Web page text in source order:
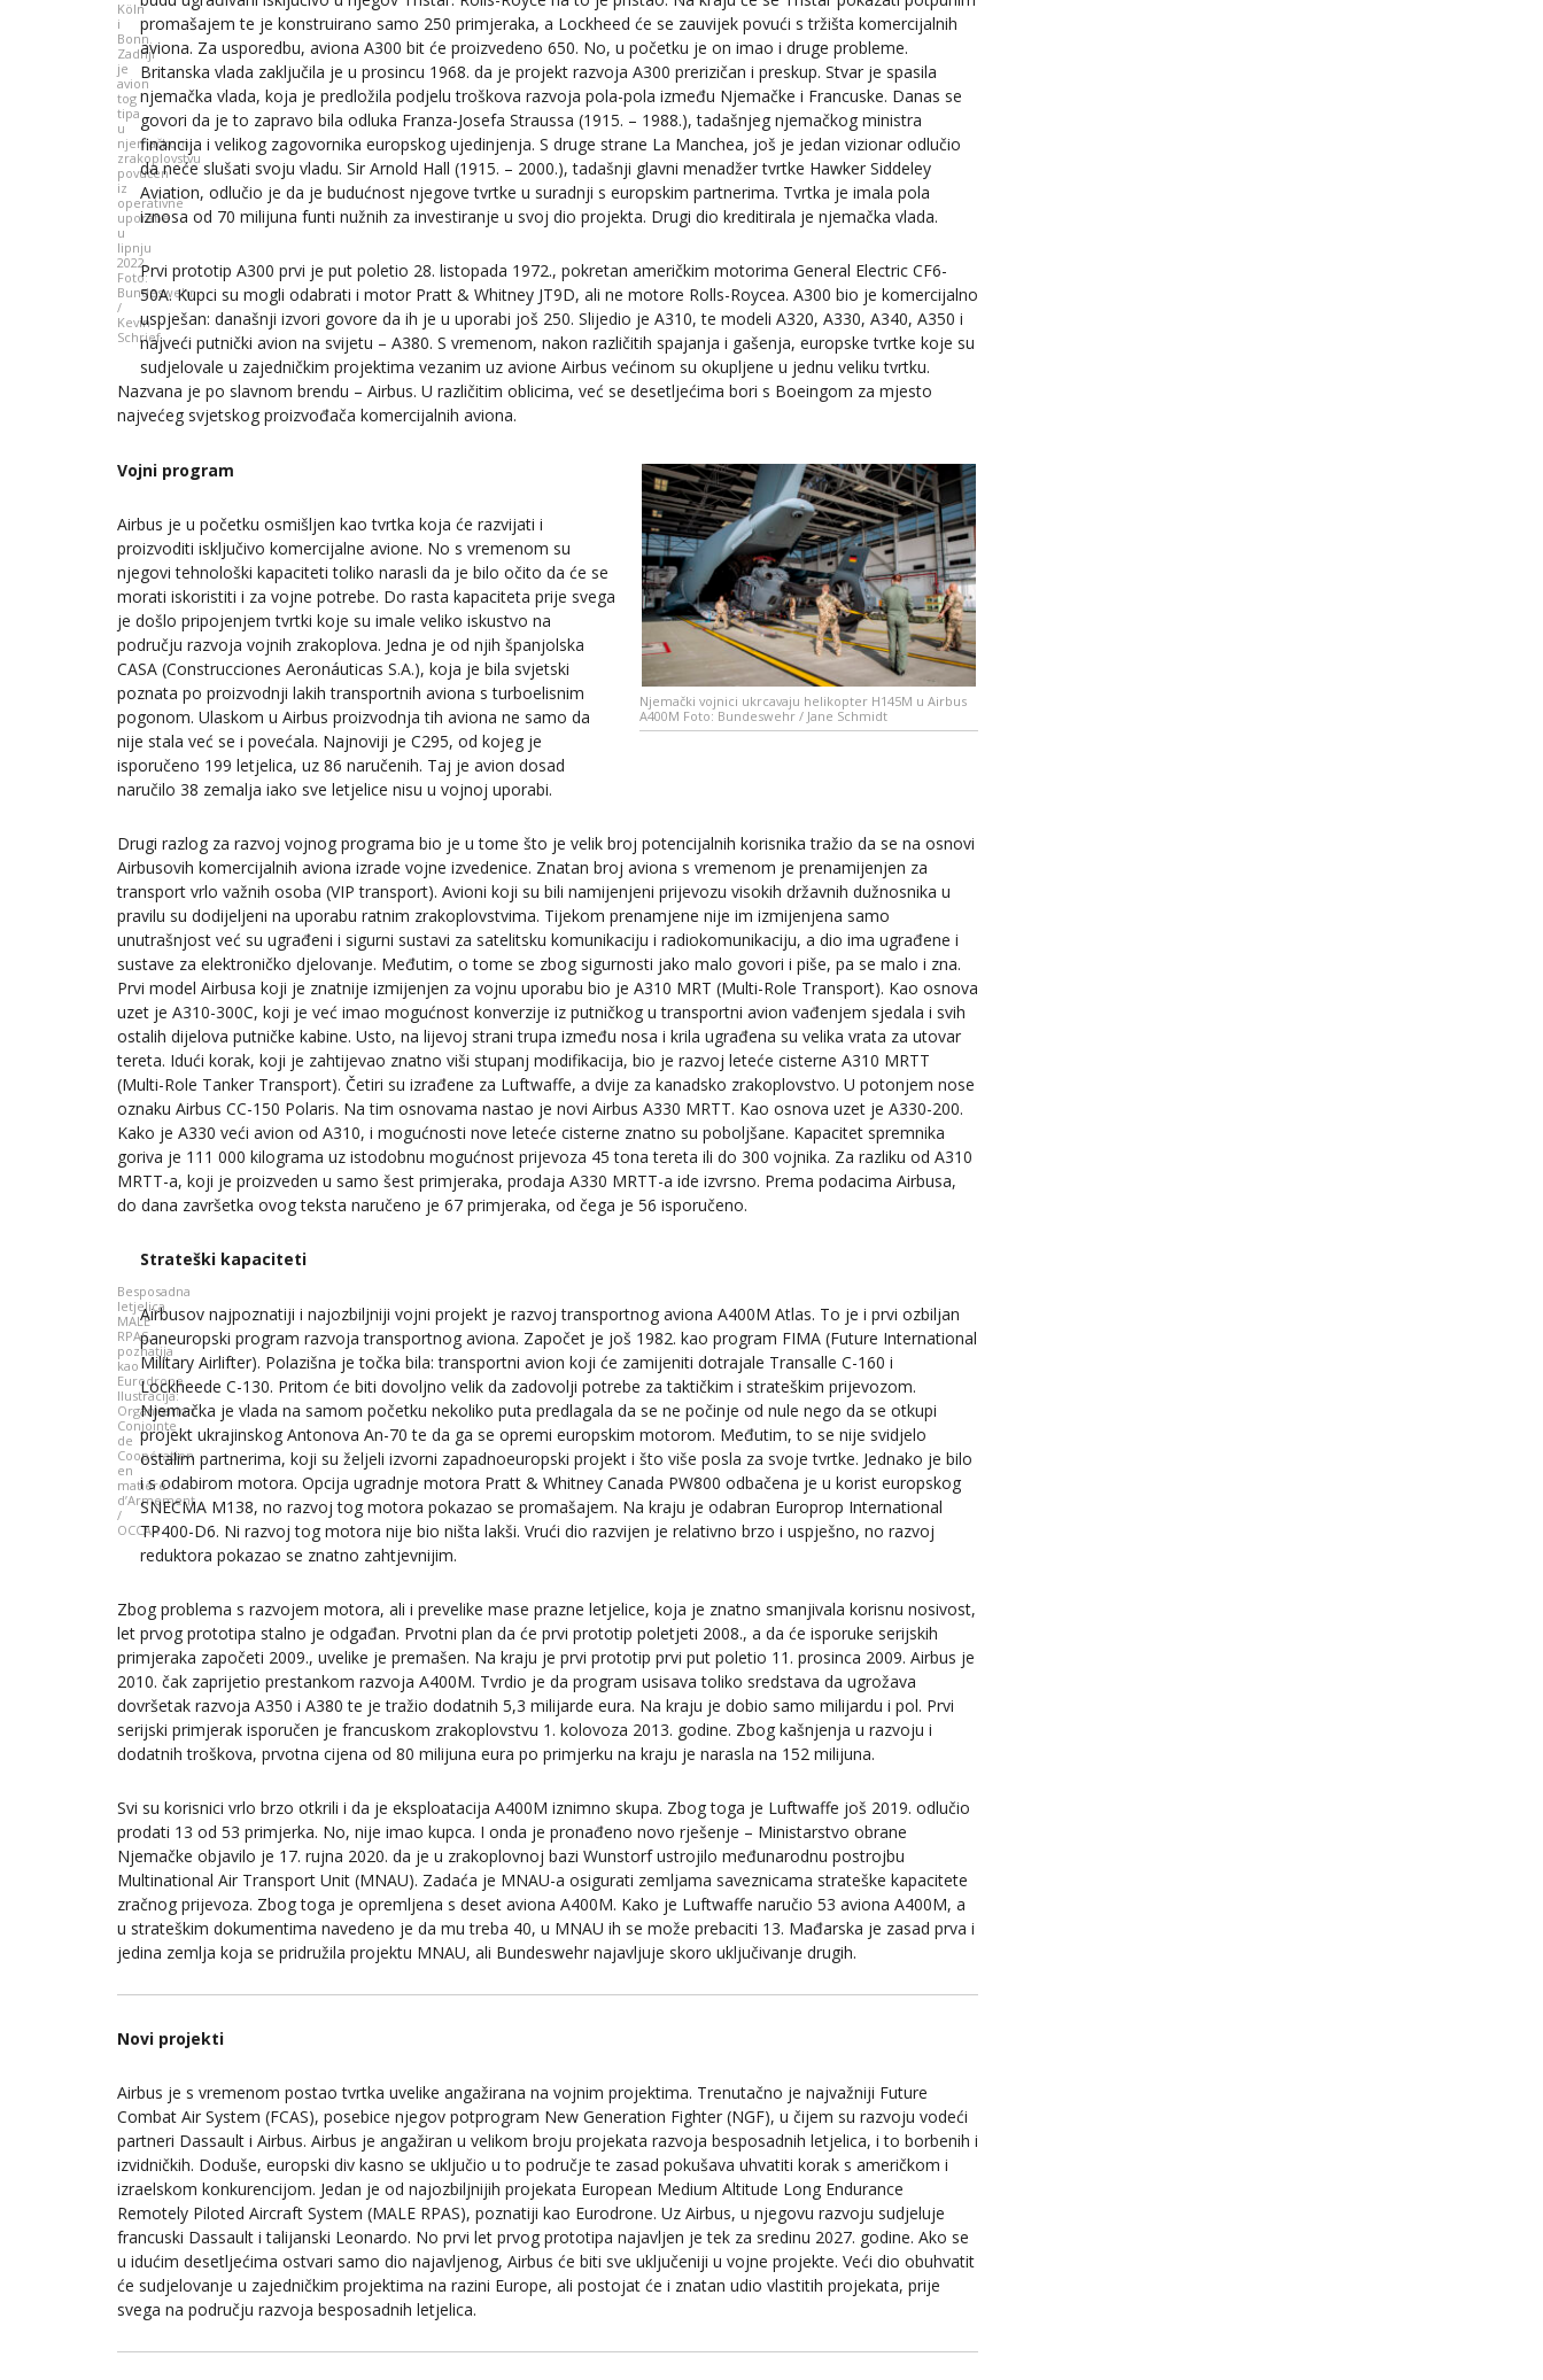
Köln
i
Bonn.
Zadnji
je
avion
tog
tipa
u
njemačkom
zrakoplovstvu
povučen
iz
operativne
uporabe
u
lipnju
2022.
Foto:
Bundeswehr
/
Kevin
Schrief
promašajem te je konstruirano samo 250 primjeraka, a Lockheed će se zauvijek povući s tržišta komercijalnih
aviona. Za usporedbu, aviona A300 bit će proizvedeno 650. No, u početku je on imao i druge probleme.
Britanska vlada zaključila je u prosincu 1968. da je projekt razvoja A300 prerizičan i preskup. Stvar je spasila
njemačka vlada, koja je predložila podjelu troškova razvoja pola-pola između Njemačke i Francuske. Danas se
govori da je to zapravo bila odluka Franza-Josefa Straussa (1915. – 1988.), tadašnjeg njemačkog ministra
financija i velikog zagovornika europskog ujedinjenja. S druge strane La Manchea, još je jedan vizionar odlučio
da neće slušati svoju vladu. Sir Arnold Hall (1915. – 2000.), tadašnji glavni menadžer tvrtke Hawker Siddeley
Aviation, odlučio je da je budućnost njegove tvrtke u suradnji s europskim partnerima. Tvrtka je imala pola
iznosa od 70 milijuna funti nužnih za investiranje u svoj dio projekta. Drugi dio kreditirala je njemačka vlada.
Prvi prototip A300 prvi je put poletio 28. listopada 1972., pokretan američkim motorima General Electric CF6-
50A. Kupci su mogli odabrati i motor Pratt & Whitney JT9D, ali ne motore Rolls-Roycea. A300 bio je komercijalno
uspješan: današnji izvori govore da ih je u uporabi još 250. Slijedio je A310, te modeli A320, A330, A340, A350 i
najveći putnički avion na svijetu – A380. S vremenom, nakon različitih spajanja i gašenja, europske tvrtke koje su
sudjelovale u zajedničkim projektima vezanim uz avione Airbus većinom su okupljene u jednu veliku tvrtku.
Nazvana je po slavnom brendu – Airbus. U različitim oblicima, već se desetljećima bori s Boeingom za mjesto
najvećeg svjetskog proizvođača komercijalnih aviona.
Njemački vojnici ukrcavaju helikopter H145M u Airbus
A400M Foto: Bundeswehr / Jane Schmidt
Vojni program
Airbus je u početku osmišljen kao tvrtka koja će razvijati i
proizvoditi isključivo komercijalne avione. No s vremenom su
njegovi tehnološki kapaciteti toliko narasli da je bilo očito da će se
morati iskoristiti i za vojne potrebe. Do rasta kapaciteta prije svega
je došlo pripojenjem tvrtki koje su imale veliko iskustvo na
području razvoja vojnih zrakoplova. Jedna je od njih španjolska
CASA (Construcciones Aeronáuticas S.A.), koja je bila svjetski
poznata po proizvodnji lakih transportnih aviona s turboelisnim
pogonom. Ulaskom u Airbus proizvodnja tih aviona ne samo da
nije stala već se i povećala. Najnoviji je C295, od kojeg je
isporučeno 199 letjelica, uz 86 naručenih. Taj je avion dosad
naručilo 38 zemalja iako sve letjelice nisu u vojnoj uporabi.
Drugi razlog za razvoj vojnog programa bio je u tome što je velik broj potencijalnih korisnika tražio da se na osnovi
Airbusovih komercijalnih aviona izrade vojne izvedenice. Znatan broj aviona s vremenom je prenamijenjen za
transport vrlo važnih osoba (VIP transport). Avioni koji su bili namijenjeni prijevozu visokih državnih dužnosnika u
pravilu su dodijeljeni na uporabu ratnim zrakoplovstvima. Tijekom prenamjene nije im izmijenjena samo
unutrašnjost već su ugrađeni i sigurni sustavi za satelitsku komunikaciju i radiokomunikaciju, a dio ima ugrađene i
sustave za elektroničko djelovanje. Međutim, o tome se zbog sigurnosti jako malo govori i piše, pa se malo i zna.
Prvi model Airbusa koji je znatnije izmijenjen za vojnu uporabu bio je A310 MRT (Multi-Role Transport). Kao osnova
uzet je A310-300C, koji je već imao mogućnost konverzije iz putničkog u transportni avion vađenjem sjedala i svih
ostalih dijelova putničke kabine. Usto, na lijevoj strani trupa između nosa i krila ugrađena su velika vrata za utovar
tereta. Idući korak, koji je zahtijevao znatno viši stupanj modifikacija, bio je razvoj leteće cisterne A310 MRTT
(Multi-Role Tanker Transport). Četiri su izrađene za Luftwaffe, a dvije za kanadsko zrakoplovstvo. U potonjem nose
oznaku Airbus CC-150 Polaris. Na tim osnovama nastao je novi Airbus A330 MRTT. Kao osnova uzet je A330-200.
Kako je A330 veći avion od A310, i mogućnosti nove leteće cisterne znatno su poboljšane. Kapacitet spremnika
goriva je 111 000 kilograma uz istodobnu mogućnost prijevoza 45 tona tereta ili do 300 vojnika. Za razliku od A310
MRTT-a, koji je proizveden u samo šest primjeraka, prodaja A330 MRTT-a ide izvrsno. Prema podacima Airbusa,
do dana završetka ovog teksta naručeno je 67 primjeraka, od čega je 56 isporučeno.
Besposadna
letjelica
MALE
RPAS,
poznatija
kao
Eurodrone
Ilustracija:
Organisation
Conjointe
de
Coopération
en
matière
d’Armement
/
OCCAR
Strateški kapaciteti
Airbusov najpoznatiji i najozbiljniji vojni projekt je razvoj transportnog aviona A400M Atlas. To je i prvi ozbiljan
paneuropski program razvoja transportnog aviona. Započet je još 1982. kao program FIMA (Future International
Military Airlifter). Polazišna je točka bila: transportni avion koji će zamijeniti dotrajale Transalle C-160 i
Lockheede C-130. Pritom će biti dovoljno velik da zadovolji potrebe za taktičkim i strateškim prijevozom.
Njemačka je vlada na samom početku nekoliko puta predlagala da se ne počinje od nule nego da se otkupi
projekt ukrajinskog Antonova An-70 te da ga se opremi europskim motorom. Međutim, to se nije svidjelo
ostalim partnerima, koji su željeli izvorni zapadnoeuropski projekt i što više posla za svoje tvrtke. Jednako je bilo
i s odabirom motora. Opcija ugradnje motora Pratt & Whitney Canada PW800 odbačena je u korist europskog
SNECMA M138, no razvoj tog motora pokazao se promašajem. Na kraju je odabran Europrop International
TP400-D6. Ni razvoj tog motora nije bio ništa lakši. Vrući dio razvijen je relativno brzo i uspješno, no razvoj
reduktora pokazao se znatno zahtjevnijim.
Zbog problema s razvojem motora, ali i prevelike mase prazne letjelice, koja je znatno smanjivala korisnu nosivost,
let prvog prototipa stalno je odgađan. Prvotni plan da će prvi prototip poletjeti 2008., a da će isporuke serijskih
primjeraka započeti 2009., uvelike je premašen. Na kraju je prvi prototip prvi put poletio 11. prosinca 2009. Airbus je
2010. čak zaprijetio prestankom razvoja A400M. Tvrdio je da program usisava toliko sredstava da ugrožava
dovršetak razvoja A350 i A380 te je tražio dodatnih 5,3 milijarde eura. Na kraju je dobio samo milijardu i pol. Prvi
serijski primjerak isporučen je francuskom zrakoplovstvu 1. kolovoza 2013. godine. Zbog kašnjenja u razvoju i
dodatnih troškova, prvotna cijena od 80 milijuna eura po primjerku na kraju je narasla na 152 milijuna.
Svi su korisnici vrlo brzo otkrili i da je eksploatacija A400M iznimno skupa. Zbog toga je Luftwaffe još 2019. odlučio
prodati 13 od 53 primjerka. No, nije imao kupca. I onda je pronađeno novo rješenje – Ministarstvo obrane
Njemačke objavilo je 17. rujna 2020. da je u zrakoplovnoj bazi Wunstorf ustrojilo međunarodnu postrojbu
Multinational Air Transport Unit (MNAU). Zadaća je MNAU-a osigurati zemljama saveznicama strateške kapacitete
zračnog prijevoza. Zbog toga je opremljena s deset aviona A400M. Kako je Luftwaffe naručio 53 aviona A400M, a
u strateškim dokumentima navedeno je da mu treba 40, u MNAU ih se može prebaciti 13. Mađarska je zasad prva i
jedina zemlja koja se pridružila projektu MNAU, ali Bundeswehr najavljuje skoro uključivanje drugih.
Novi projekti
Airbus je s vremenom postao tvrtka uvelike angažirana na vojnim projektima. Trenutačno je najvažniji Future
Combat Air System (FCAS), posebice njegov potprogram New Generation Fighter (NGF), u čijem su razvoju vodeći
partneri Dassault i Airbus. Airbus je angažiran u velikom broju projekata razvoja besposadnih letjelica, i to borbenih i
izvidničkih. Doduše, europski div kasno se uključio u to područje te zasad pokušava uhvatiti korak s američkom i
izraelskom konkurencijom. Jedan je od najozbiljnijih projekata European Medium Altitude Long Endurance
Remotely Piloted Aircraft System (MALE RPAS), poznatiji kao Eurodrone. Uz Airbus, u njegovu razvoju sudjeluje
francuski Dassault i talijanski Leonardo. No prvi let prvog prototipa najavljen je tek za sredinu 2027. godine. Ako se
u idućim desetljećima ostvari samo dio najavljenog, Airbus će biti sve uključeniji u vojne projekte. Veći dio obuhvatit
će sudjelovanje u zajedničkim projektima na razini Europe, ali postojat će i znatan udio vlastitih projekata, prije
svega na području razvoja besposadnih letjelica.